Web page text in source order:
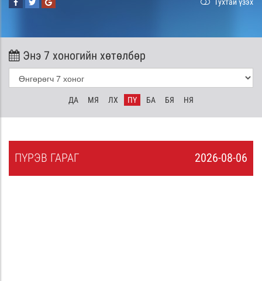
Энэ 7 хоногийн хөтөлбөр
ДА МЯ ЛХ ПҮ БА БЯ НЯ
2026-08-06
ПҮРЭВ ГАРАГ